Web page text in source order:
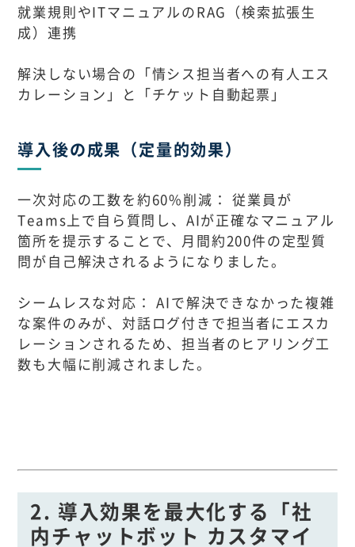
就業規則やITマニュアルのRAG（検索拡張生
成）連携
解決しない場合の「情シス担当者への有人エス
カレーション」と「チケット自動起票」
導入後の成果（定量的効果）
一次対応の工数を約60%削減： 従業員が
Teams上で自ら質問し、AIが正確なマニュアル
箇所を提示することで、月間約200件の定型質
問が自己解決されるようになりました。
シームレスな対応： AIで解決できなかった複雑
な案件のみが、対話ログ付きで担当者にエスカ
レーションされるため、担当者のヒアリング工
数も大幅に削減されました。
2. 導入効果を最大化する「社
内チャットボット カスタマイ